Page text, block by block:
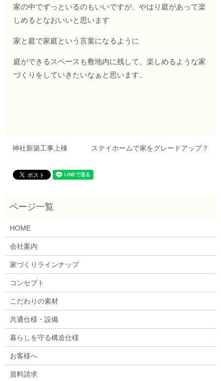
家の中でずっといるのもいいですが、やはり庭があって楽
しめるとなおいいと思います
家と庭で家庭という言葉になるように
庭ができるスペースも敷地内に残して、楽しめるような家
づくりをしていきたいなぁと思います。
神社新築工事上棟 ステイホームで家をグレードアップ？
HOME
会社案内
家づくりラインナップ
コンセプト
こだわりの素材
共通仕様・設備
暮らしを守る構造仕様
お客様へ
資料請求